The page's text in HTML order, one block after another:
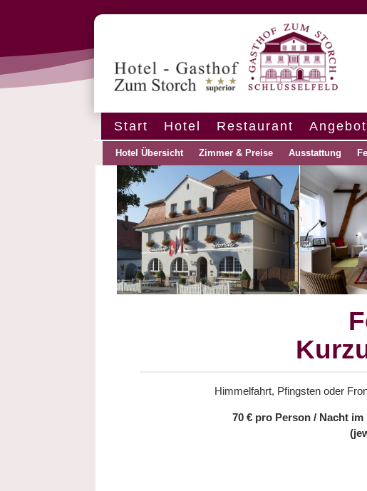
Start Hotel Restaurant
Hotel Übersicht Zimmer & Preise Ausstattung
Himmelfahrt, Pfingsten oder
70 € pro Person / Nacht